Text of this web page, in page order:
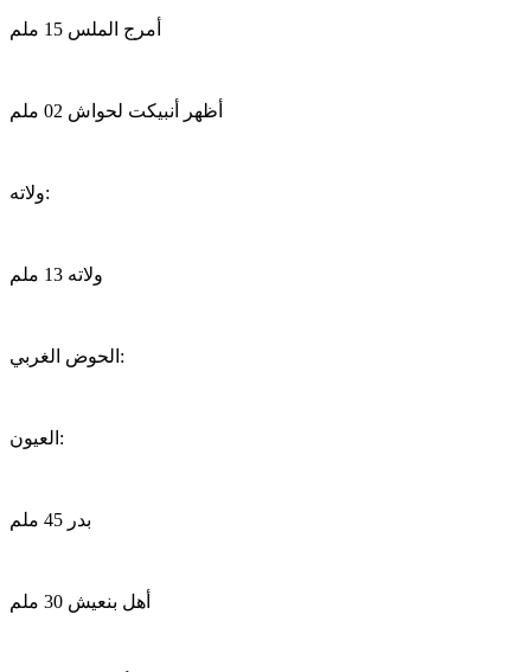
أمرج الملس 15 ملم
أظهر أنبيكت لحواش 02 ملم
ولاته:
ولاته 13 ملم
الحوض الغربي:
العيون:
بدر 45 ملم
أهل بنعيش 30 ملم